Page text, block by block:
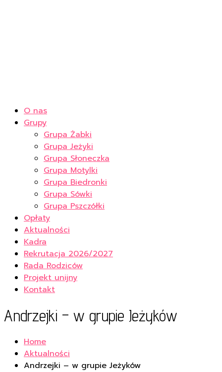
O nas
Grupy
Grupa Żabki
Grupa Jeżyki
Grupa Słoneczka
Grupa Motylki
Grupa Biedronki
Grupa Sówki
Grupa Pszczółki
Opłaty
Aktualności
Kadra
Rekrutacja 2026/2027
Rada Rodziców
Projekt unijny
Kontakt
Andrzejki – w grupie Jeżyków
Home
Aktualności
Andrzejki – w grupie Jeżyków